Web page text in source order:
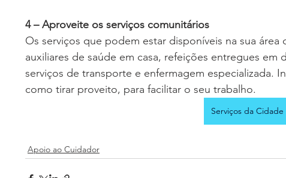
4 – Aproveite os serviços comunitários
Os serviços que podem estar disponíveis na sua
auxiliares de saúde em casa, refeições entregues
serviços de transporte e enfermagem especializada.
como tirar proveito, para facilitar o seu trabalho.
Serviços da Cidade
Apoio ao Cuidador